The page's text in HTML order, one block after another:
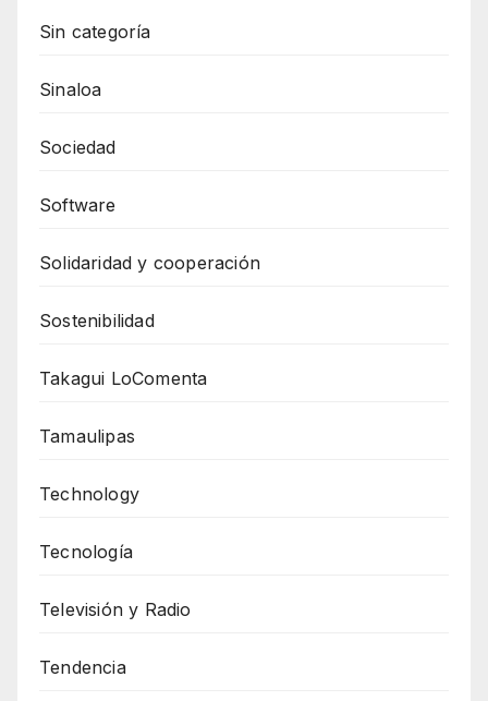
Sin categoría
Sinaloa
Sociedad
Software
Solidaridad y cooperación
Sostenibilidad
Takagui LoComenta
Tamaulipas
Technology
Tecnología
Televisión y Radio
Tendencia